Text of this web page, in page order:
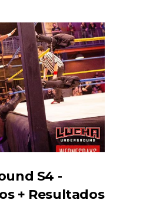
S4 -
+ Resultados